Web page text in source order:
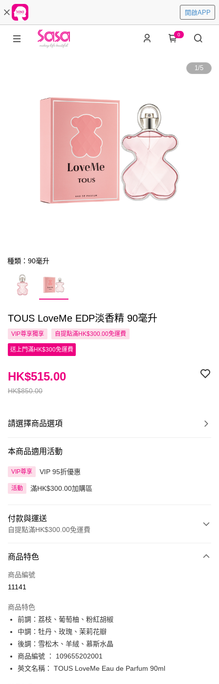
開啟APP
0
1/5
種類：90毫升
TOUS LoveMe EDP淡香精 90毫升
VIP尊享獨享 自提點滿HK$300.00免運費
送上門滿HK$300免運費
HK$850.00
HK$515.00
請選擇商品選項
本商品適用活動
VIP尊享 VIP 95折優惠
活動 滿HK$300.00加購區
付款與運送
自提點滿HK$300.00免運費
信用卡
Apple Pay
PayMe
WeChat Pay
BoC Pay
商品特色
商品編號
11141
商品特色
前調：荔枝、葡萄柚、粉紅胡椒
中調：牡丹、玫瑰、茉莉花瓣
後調：雪松木、羊絨、慕斯水晶
商品編號 ： 109655202001
英文名稱： TOUS LoveMe Eau de Parfum 90ml